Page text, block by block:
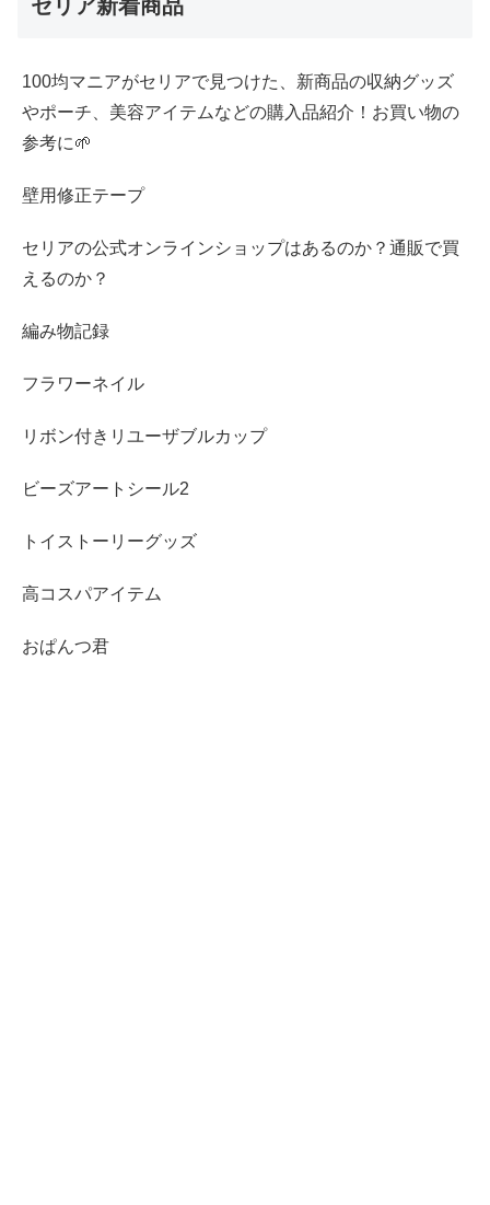
セリア新着商品
100均マニアがセリアで見つけた、新商品の収納グッズ
やポーチ、美容アイテムなどの購入品紹介！お買い物の
参考に🌱
壁用修正テープ
セリアの公式オンラインショップはあるのか？通販で買
えるのか？
編み物記録
フラワーネイル
リボン付きリユーザブルカップ
ビーズアートシール2
トイストーリーグッズ
高コスパアイテム
おぱんつ君